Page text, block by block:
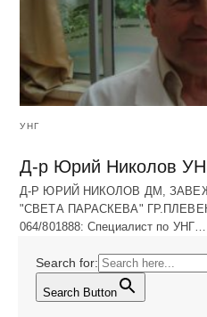
УНГ
Д-р Юрий Николов
Д-Р ЮРИЙ НИКОЛОВ ДМ,
"СВЕТА ПАРАСКЕВА"
064/801888: Специалист по УНГ…
Search for:
Search Button